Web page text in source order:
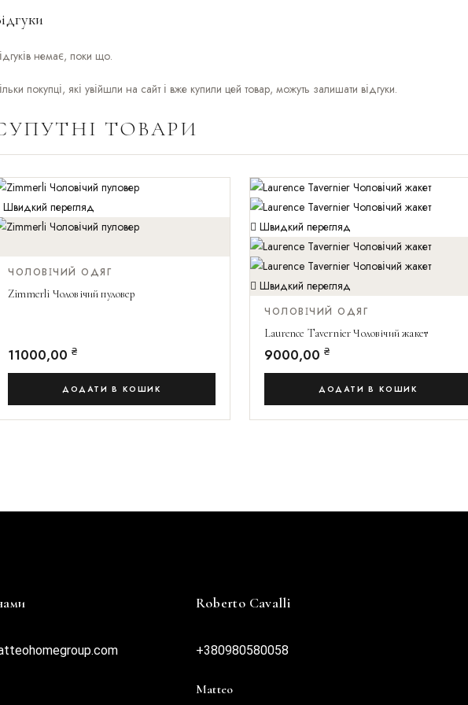
немає, поки що.
покупці, які увійшли на сайт і вже купили цей товар, можуть залишати відгуки.
ТОВАРИ
Швидкий перегляд
Швидкий перегляд
ЧОЛОВІЧИЙ ОДЯГ
Zimmerli Чоловічий пуловер
11000,00 ₴
ДОДАТИ В КОШИК
Швидкий перегляд
Швидкий перегляд
ЧОЛОВІЧИЙ ОДЯГ
Laurence Tavernier Чоловічий жакет
9000,00 ₴
ДОДАТИ В КОШИК
Roberto Cavalli
+380980580058
Matteo